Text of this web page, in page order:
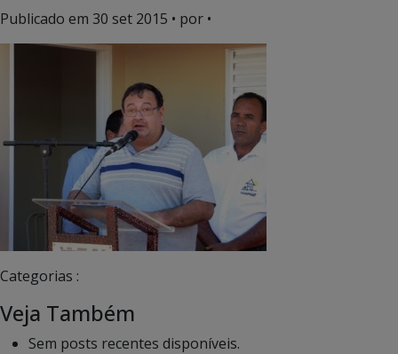
Publicado em 30 set 2015 • por •
Categorias :
Veja Também
Sem posts recentes disponíveis.